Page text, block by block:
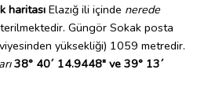
haritası Elazığ ili içinde nerede
Güngör Sokak posta
yüksekliği) 1059 metredir.
38° 40´ 14.9448" ve 39° 13´